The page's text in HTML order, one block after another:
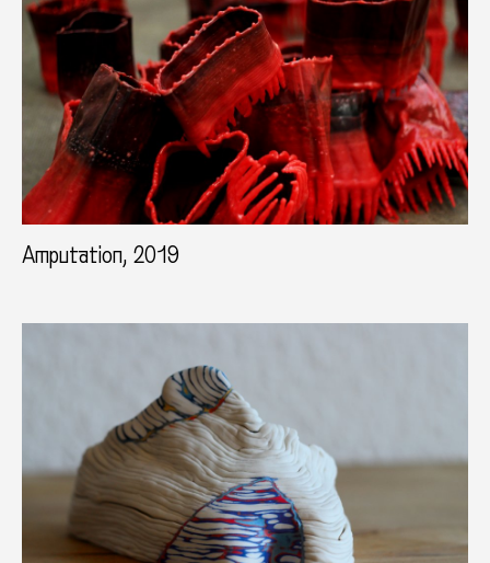
Amputation, 2019